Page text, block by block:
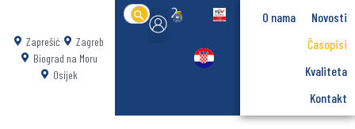
Zaprešić
Zagreb
Biograd na Moru
Osijek
Search
for:
O nama
Novosti
Časopisi
Kvaliteta
Kontakt